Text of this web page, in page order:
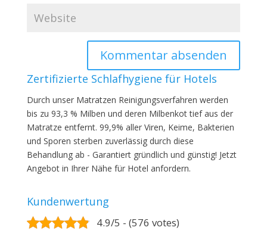
Zertifizierte Schlafhygiene für Hotels
Durch unser Matratzen Reinigungsverfahren werden
bis zu 93,3 % Milben und deren Milbenkot tief aus der
Matratze entfernt. 99,9% aller Viren, Keime, Bakterien
und Sporen sterben zuverlässig durch diese
Behandlung ab - Garantiert gründlich und günstig! Jetzt
Angebot in Ihrer Nähe für Hotel anfordern.
Kundenwertung
4.9/5 - (576 votes)